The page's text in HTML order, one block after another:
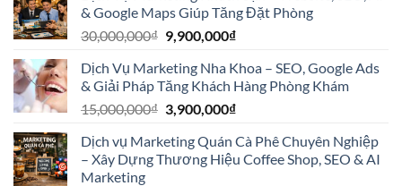
5,500,000₫.là:
3,900,000₫.
& Google Maps Giúp Tăng Đặt Phòng
30,000,000₫ Giá
là:
30,000,000₫.
9,900,000₫Giá
tại
là:
9,900,000₫.
Dịch Vụ Marketing Nha Khoa – SEO, Google Ads
& Giải Pháp Tăng Khách Hàng Phòng Khám
15,000,000₫ Giá
là:
15,000,000₫.
3,900,000₫Giá
tại
là:
Dịch vụ Marketing Quán Cà Phê Chuyên Nghiệp
– Xây Dựng Thương Hiệu Coffee Shop, SEO & AI
Marketing